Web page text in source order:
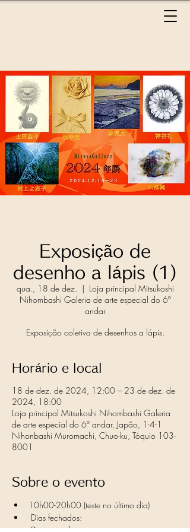
Exposição de
desenho a lápis (1)
qua., 18 de dez.
  |
Loja principal Mitsukoshi
Nihombashi Galeria de arte especial do 6º
andar
Exposição coletiva de desenhos a lápis.
Horário e local
18 de dez. de 2024, 12:00 – 23 de dez. de
2024, 18:00
Loja principal Mitsukoshi Nihombashi Galeria
de arte especial do 6º andar, Japão, 1-4-1
Nihonbashi Muromachi, Chuo-ku, Tóquio 103-
8001
Sobre o evento
10h00-20h00 (teste no último dia)
Dias fechados: